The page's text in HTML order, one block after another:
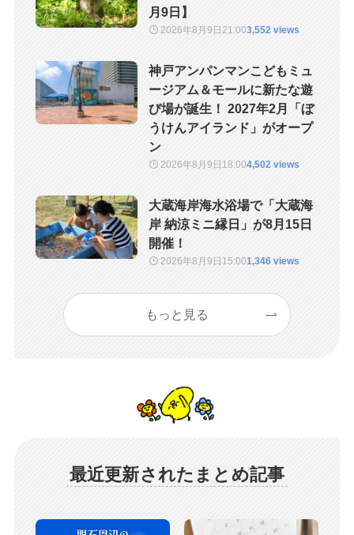
月9日】
2026年8月9日21:003,552 views
神戸アンパンマンこどもミュ
ージアム＆モールに新たな遊
び場が誕生！ 2027年2月「ぼ
うけんアイランド」がオープ
ン
2026年8月9日 18:004,502 views
大蔵海岸海水浴場で「大蔵海
岸 納涼ミニ縁日」が8月15日
開催！
2026年8月9日 15:001,346 views
もっと見る
最近更新されたまとめ記事